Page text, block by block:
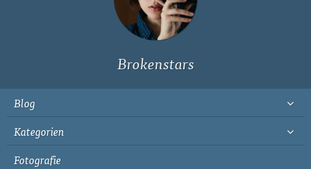
wohne in
Köln
Brokenstars
Blog
Kategorien
Fotografie